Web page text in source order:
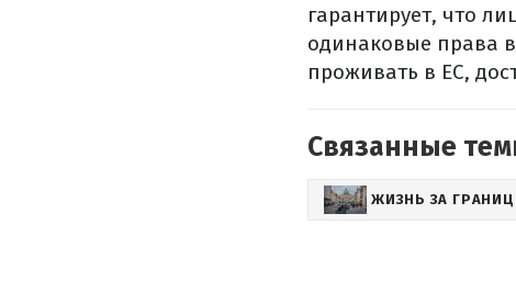
гарантирует, что
одинаковые права
проживать в ЕС,
Связанные
ЖИЗНЬ ЗА